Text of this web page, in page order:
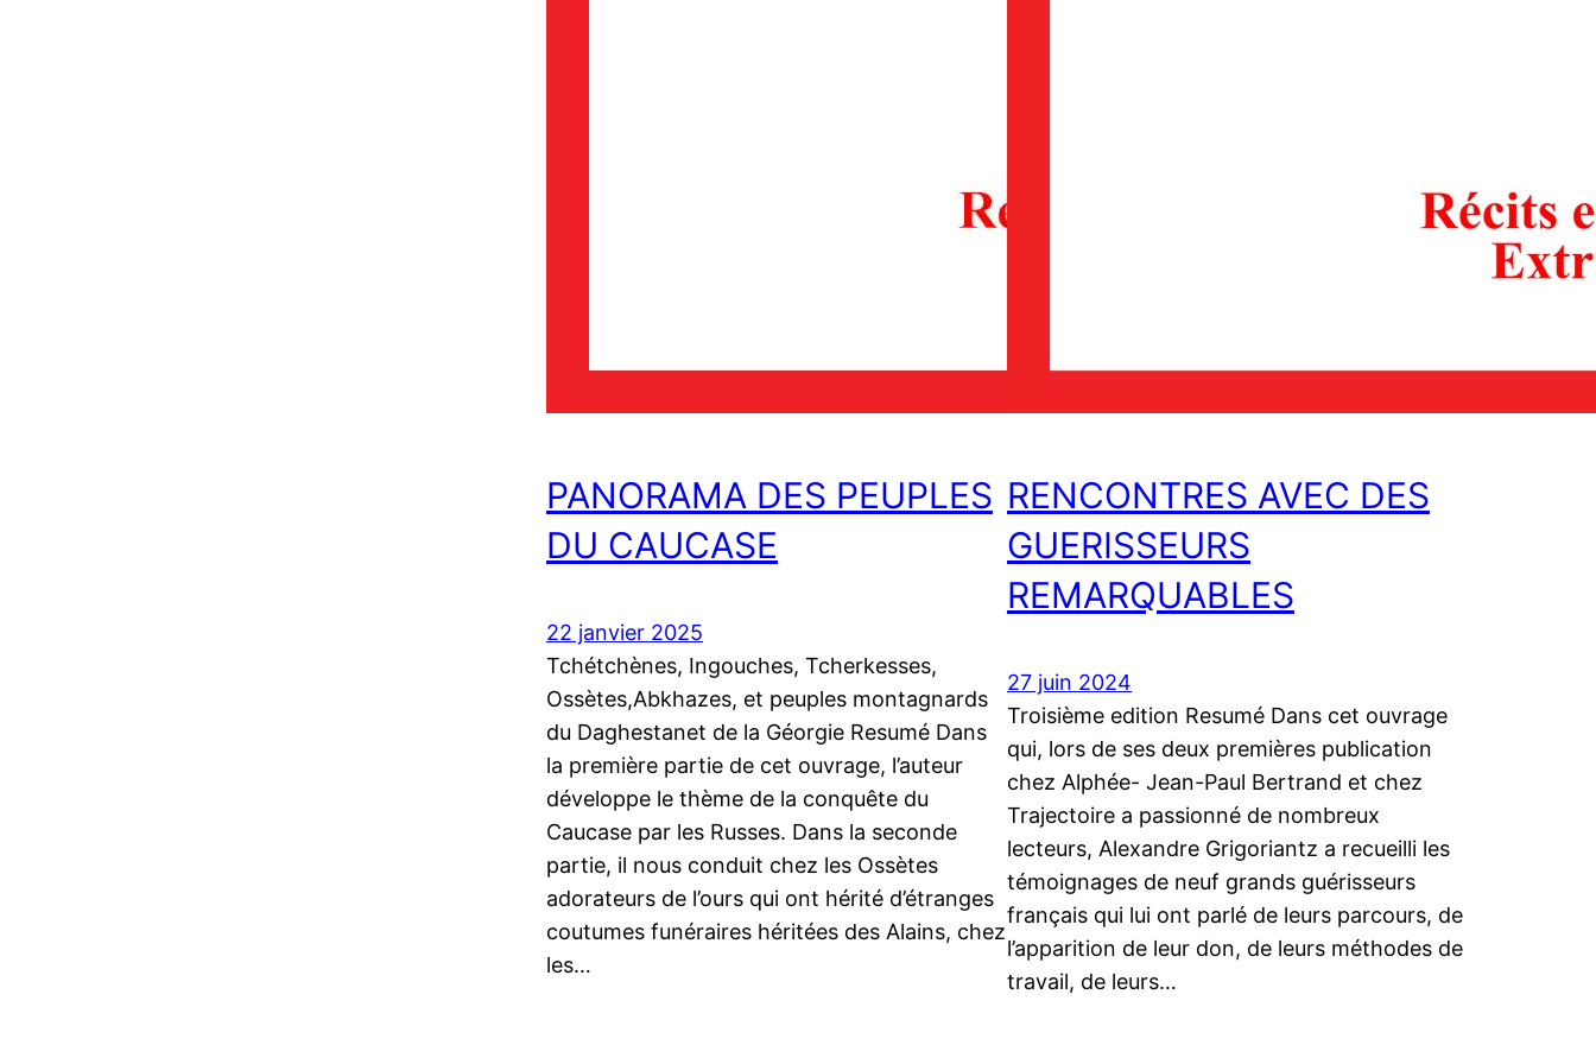
PANORAMA DES PEUPLES
DU CAUCASE
22 janvier 2025
Tchétchènes, Ingouches, Tcherkesses,
Ossètes,Abkhazes, et peuples montagnards
du Daghestanet de la Géorgie Resumé Dans
la première partie de cet ouvrage, l’auteur
développe le thème de la conquête du
Caucase par les Russes. Dans la seconde
partie, il nous conduit chez les Ossètes
adorateurs de l’ours qui ont hérité d’étranges
coutumes funéraires héritées des Alains, chez
les…
RENCONTRES AVEC DES
GUERISSEURS
REMARQUABLES
27 juin 2024
Troisième edition Resumé Dans cet ouvrage
qui, lors de ses deux premières publication
chez Alphée- Jean-Paul Bertrand et chez
Trajectoire a passionné de nombreux
lecteurs, Alexandre Grigoriantz a recueilli les
témoignages de neuf grands guérisseurs
français qui lui ont parlé de leurs parcours, de
l’apparition de leur don, de leurs méthodes de
travail, de leurs…